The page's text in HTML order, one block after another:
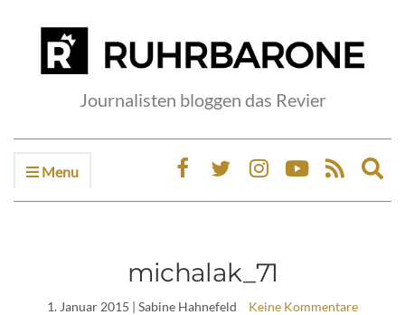
Journalisten bloggen das Revier
Menu
michalak_71
1. Januar 2015 | Sabine Hahnefeld Keine Kommentare